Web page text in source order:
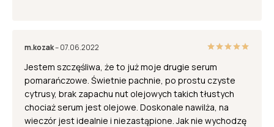
LECITHIN, TOCOPHEROL, LIMONENE,
Przechowywanie:
w temperaturze 4-24°C, w suchym
miejscu poza zasięgiem dzieci. Produkt
przechowywany nieodpowiednio może
ulegać zmianom fizykochemicznym,
m.kozak– 07.06.2022
Jestem szczęśliwa, że to już moje drugie serum
pomarańczowe. Świetnie pachnie, po prostu czyste
cytrusy, brak zapachu nut olejowych takich tłustych
chociaż serum jest olejowe. Doskonale nawilża, na
wieczór jest idealnie i niezastąpione. Jak nie wychodzę